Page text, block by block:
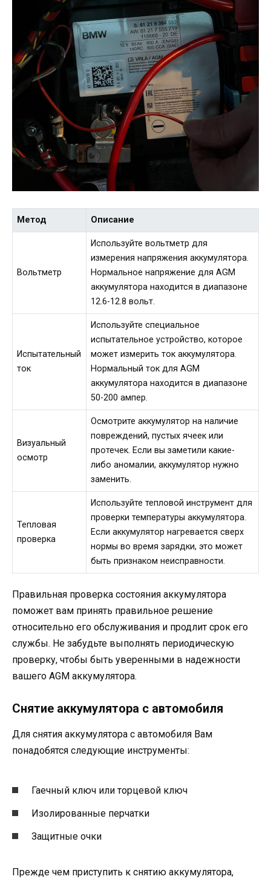
Метод Описание
Вольтметр
Используйте вольтметр для
измерения напряжения аккумулятора.
Нормальное напряжение для AGM
аккумулятора находится в диапазоне
12.6-12.8 вольт.
Испытательный
ток
Используйте специальное
испытательное устройство, которое
может измерить ток аккумулятора.
Нормальный ток для AGM
аккумулятора находится в диапазоне
50-200 ампер.
Визуальный
осмотр
Осмотрите аккумулятор на наличие
повреждений, пустых ячеек или
протечек. Если вы заметили какие-
либо аномалии, аккумулятор нужно
заменить.
Тепловая
проверка
Используйте тепловой инструмент для
проверки температуры аккумулятора.
Если аккумулятор нагревается сверх
нормы во время зарядки, это может
быть признаком неисправности.
Правильная проверка состояния аккумулятора
поможет вам принять правильное решение
относительно его обслуживания и продлит срок его
службы. Не забудьте выполнять периодическую
проверку, чтобы быть уверенными в надежности
вашего AGM аккумулятора.
Снятие аккумулятора с автомобиля
Для снятия аккумулятора с автомобиля Вам
понадобятся следующие инструменты:
Гаечный ключ или торцевой ключ
Изолированные перчатки
Защитные очки
Прежде чем приступить к снятию аккумулятора,